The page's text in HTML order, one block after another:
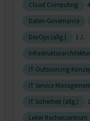
Cloud Computing
Daten-Governance
DevOps (allg.)
1 J.
Infrastrukturarchitektur
IT-Outsourcing-
IT Service
IT Sicherheit (allg.)
Leiter Rechenzentrum